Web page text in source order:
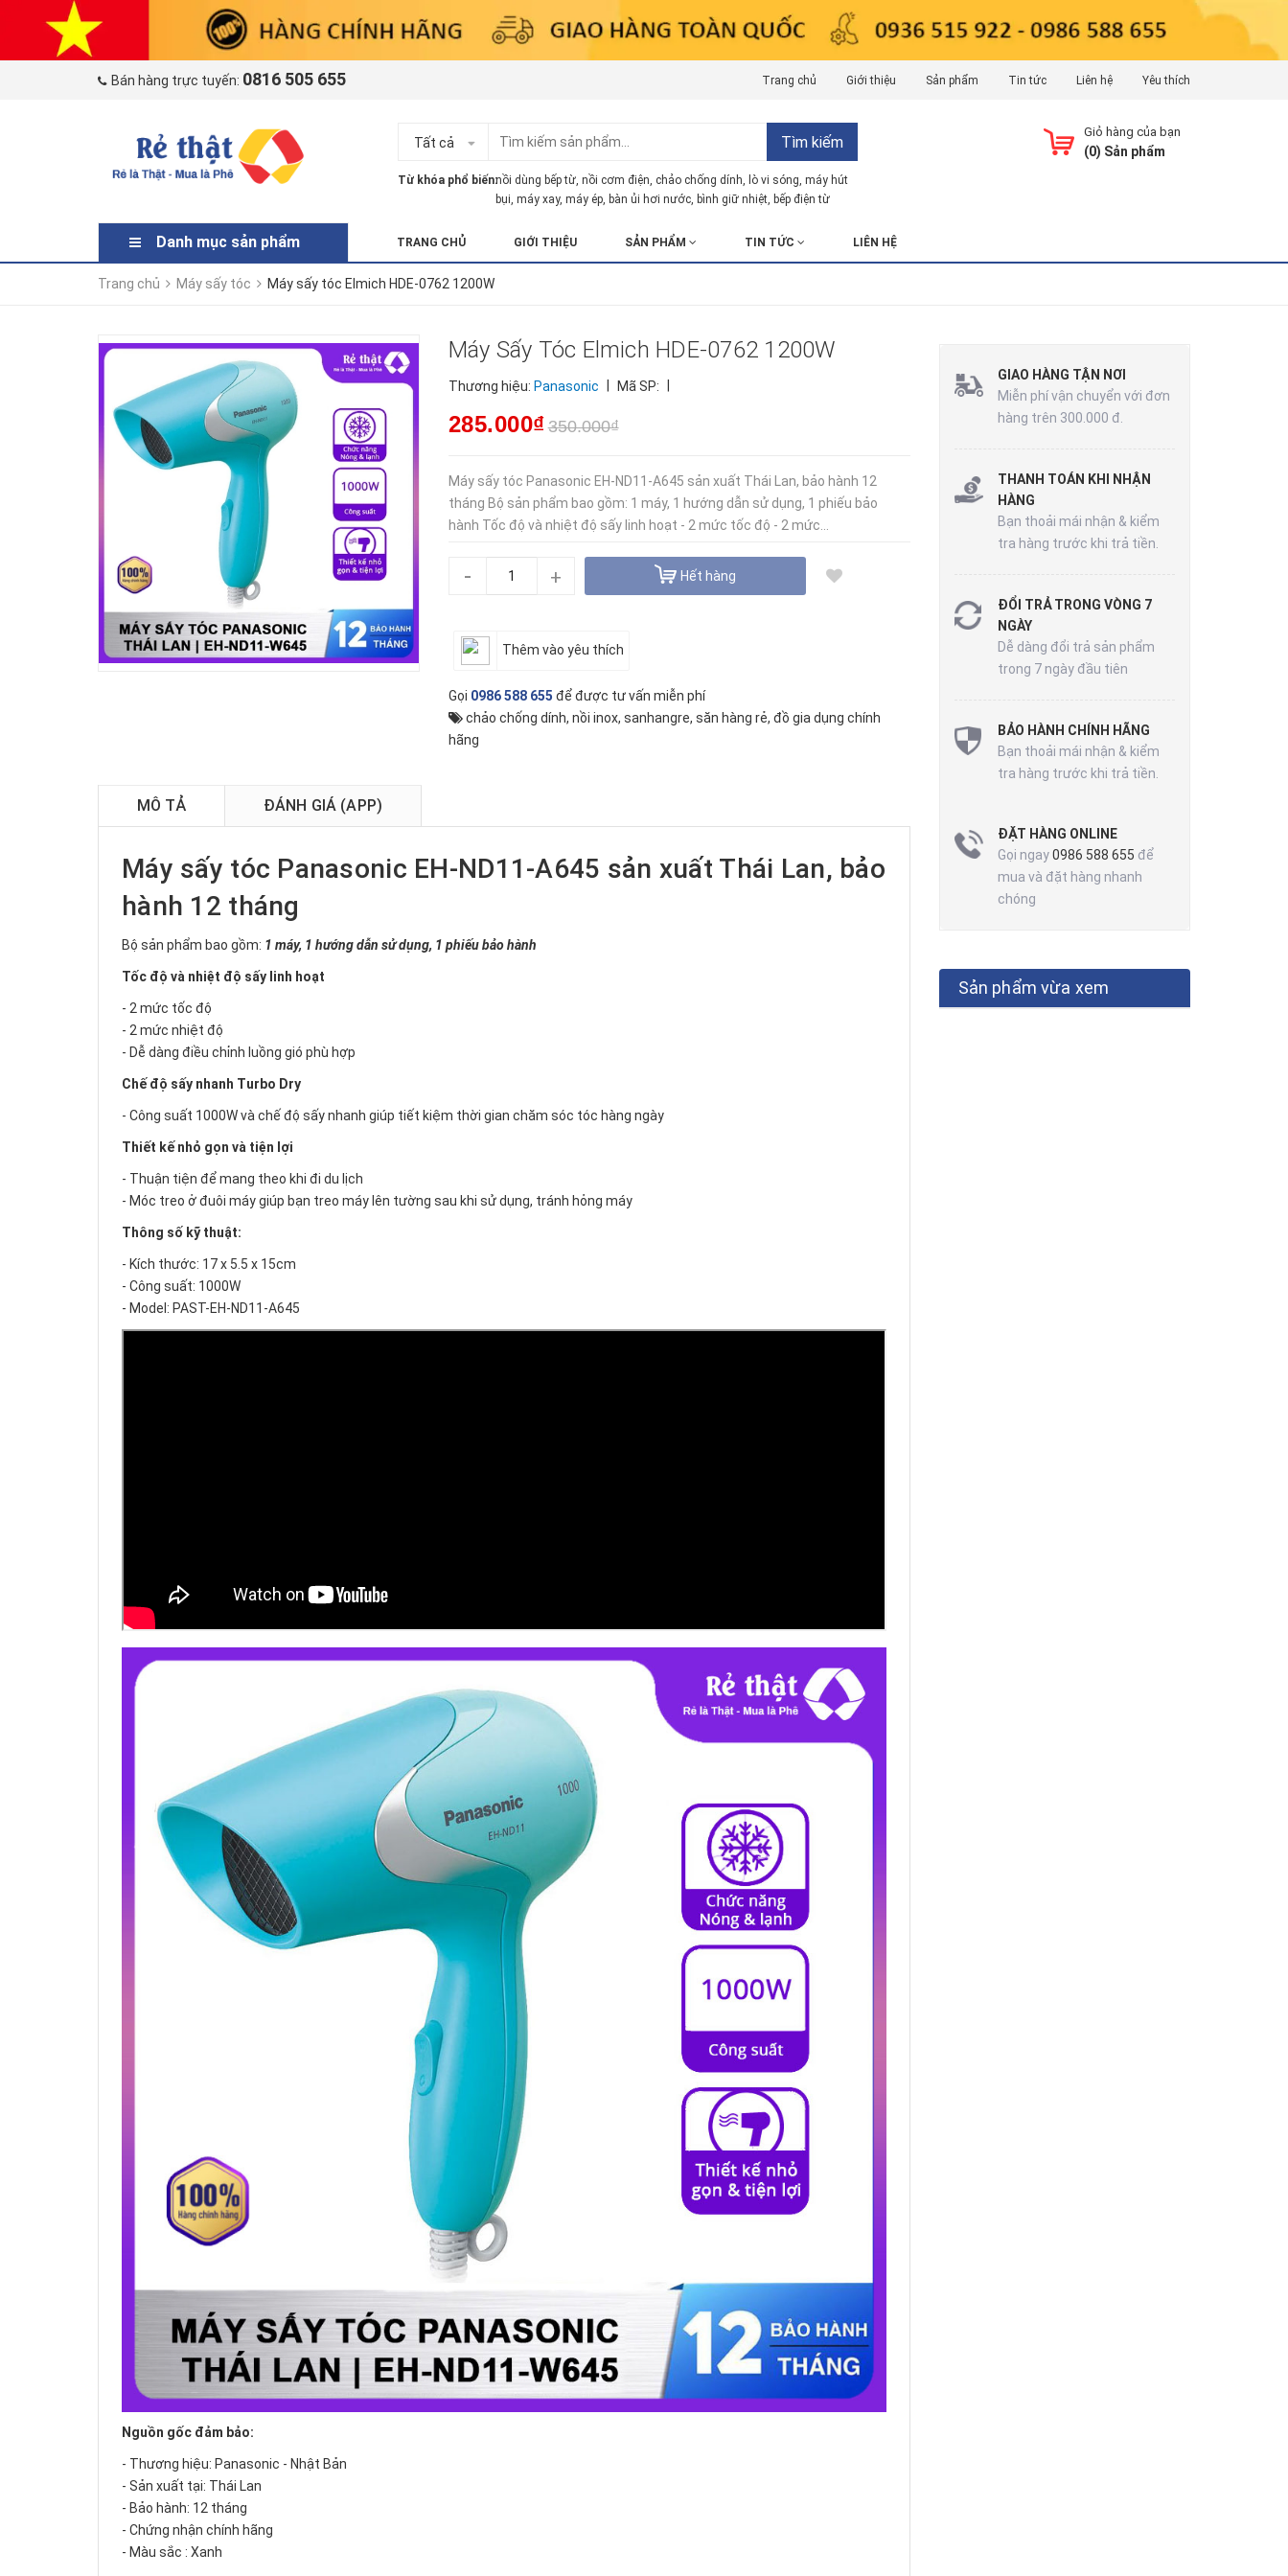
Bán hàng trực tuyến: 0816 505 655 Trang chủ Giới thiệu Sản phẩm Tin tức Liên hệ Yêu thích
Tất cả Tìm kiếm
Từ khóa phổ biến:nồi dùng bếp từ, nồi cơm điện, chảo chống dính, lò vi sóng, máy hút
bụi, máy xay, máy ép, bàn ủi hơi nước, bình giữ nhiệt, bếp điện từ
Giỏ hàng của bạn
(0) Sản phẩm
Danh mục sản phẩm TRANG CHỦ GIỚI THIỆU SẢN PHẨM TIN TỨC LIÊN HỆ
Trang chủ Máy sấy tóc Máy sấy tóc Elmich HDE-0762 1200W
Máy Sấy Tóc Elmich HDE-0762 1200W
Thương hiệu: Panasonic Mã SP:
285.000₫350.000₫
Máy sấy tóc Panasonic EH-ND11-A645 sản xuất Thái Lan, bảo hành 12
tháng Bộ sản phẩm bao gồm: 1 máy, 1 hướng dẫn sử dụng, 1 phiếu bảo
hành Tốc độ và nhiệt độ sấy linh hoạt - 2 mức tốc độ - 2 mức...
- + Hết hàng
Thêm vào yêu thích
Gọi 0986 588 655 để được tư vấn miễn phí
chảo chống dính, nồi inox, sanhangre, săn hàng rẻ, đồ gia dụng chính
hãng
MÔ TẢ ĐÁNH GIÁ (APP)
Máy sấy tóc Panasonic EH-ND11-A645 sản xuất Thái Lan, bảo
hành 12 tháng
Bộ sản phẩm bao gồm: 1 máy, 1 hướng dẫn sử dụng, 1 phiếu bảo hành
Tốc độ và nhiệt độ sấy linh hoạt
- 2 mức tốc độ
- 2 mức nhiệt độ
- Dễ dàng điều chỉnh luồng gió phù hợp
Chế độ sấy nhanh Turbo Dry
- Công suất 1000W và chế độ sấy nhanh giúp tiết kiệm thời gian chăm sóc tóc hàng ngày
Thiết kế nhỏ gọn và tiện lợi
- Thuận tiện để mang theo khi đi du lịch
- Móc treo ở đuôi máy giúp bạn treo máy lên tường sau khi sử dụng, tránh hỏng máy
Thông số kỹ thuật:
- Kích thước: 17 x 5.5 x 15cm
- Công suất: 1000W
- Model: PAST-EH-ND11-A645
Nguồn gốc đảm bảo:
- Thương hiệu: Panasonic - Nhật Bản
- Sản xuất tại: Thái Lan
- Bảo hành: 12 tháng
- Chứng nhận chính hãng
- Màu sắc : Xanh
GIAO HÀNG TẬN NƠI
Miễn phí vận chuyển với đơn
hàng trên 300.000 đ.
THANH TOÁN KHI NHẬN
HÀNG
Bạn thoải mái nhận & kiểm
tra hàng trước khi trả tiền.
ĐỔI TRẢ TRONG VÒNG 7
NGÀY
Dễ dàng đổi trả sản phẩm
trong 7 ngày đầu tiên
BẢO HÀNH CHÍNH HÃNG
Bạn thoải mái nhận & kiểm
tra hàng trước khi trả tiền.
ĐẶT HÀNG ONLINE
Gọi ngay0986 588 655 để
mua và đặt hàng nhanh
chóng
Sản phẩm vừa xem